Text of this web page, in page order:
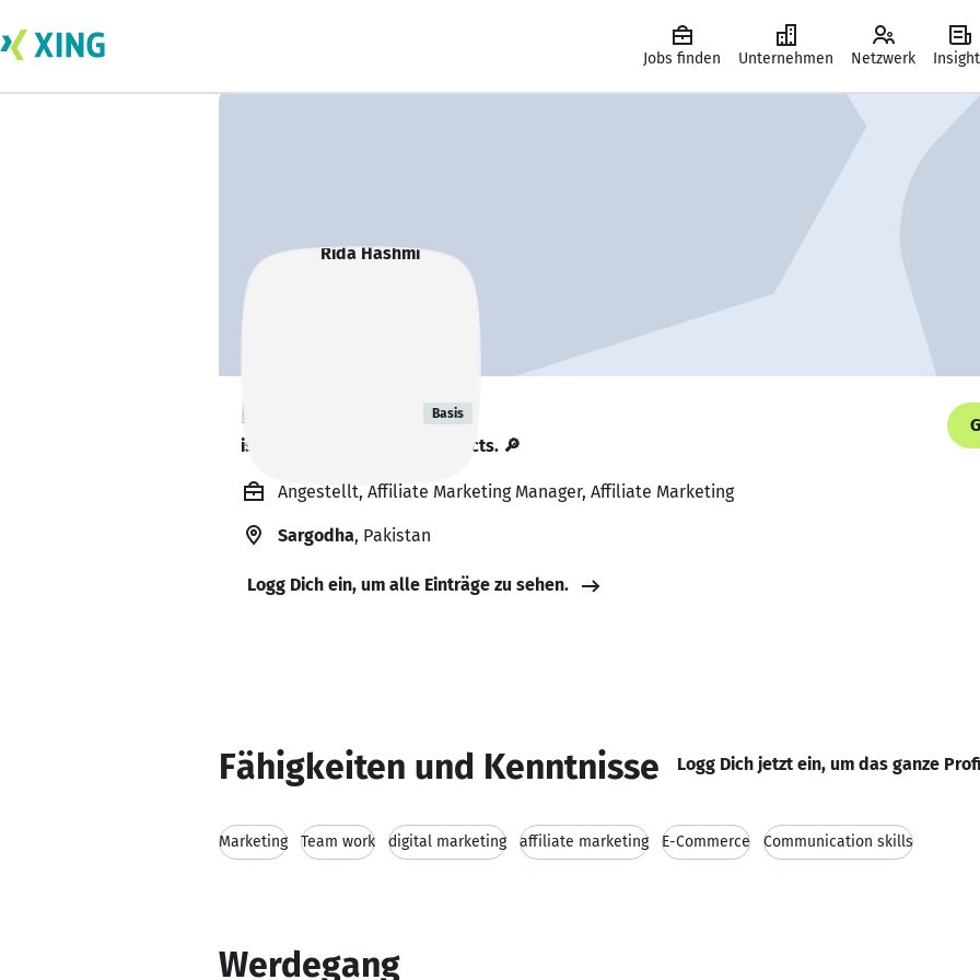
Jobs finden Unternehmen Netzwerk
Rida Hashmi Basis
is looking for freelance projects. 🔎
Angestellt, Affiliate Marketing Manager, Affiliate Marketing
Sargodha, Pakistan
Logg Dich ein, um alle Einträge zu sehen.
Fähigkeiten und Kenntnisse Logg Dich jetzt ein, um das ganze
Marketing Team work digital marketing affiliate marketing E-Commerce Communication skills
Werdegang